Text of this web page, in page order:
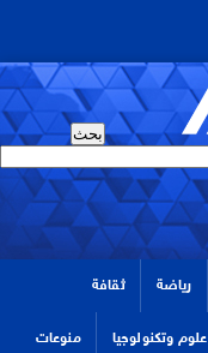
رياضة ثقافة
علوم وتكنولوجيا منوعات